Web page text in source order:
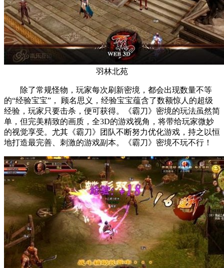
羽林北苑
除了常规怪物，玩家每次刷新密境，都会出现数量不等
的“经验宝宝”， 顾名思义，经验宝宝蕴含了数额惊人的超级
经验，玩家只要击杀，便可获得。《霸刀》密境的玩法虽然简
单，但完美精致的画质，全3D的游戏视角，将带给玩家微妙
的视觉享受。尤其《霸刀》团队不断努力优化游戏，持之以恒
地打造最完善、刺激的游戏副本。《霸刀》密境不玩不行！